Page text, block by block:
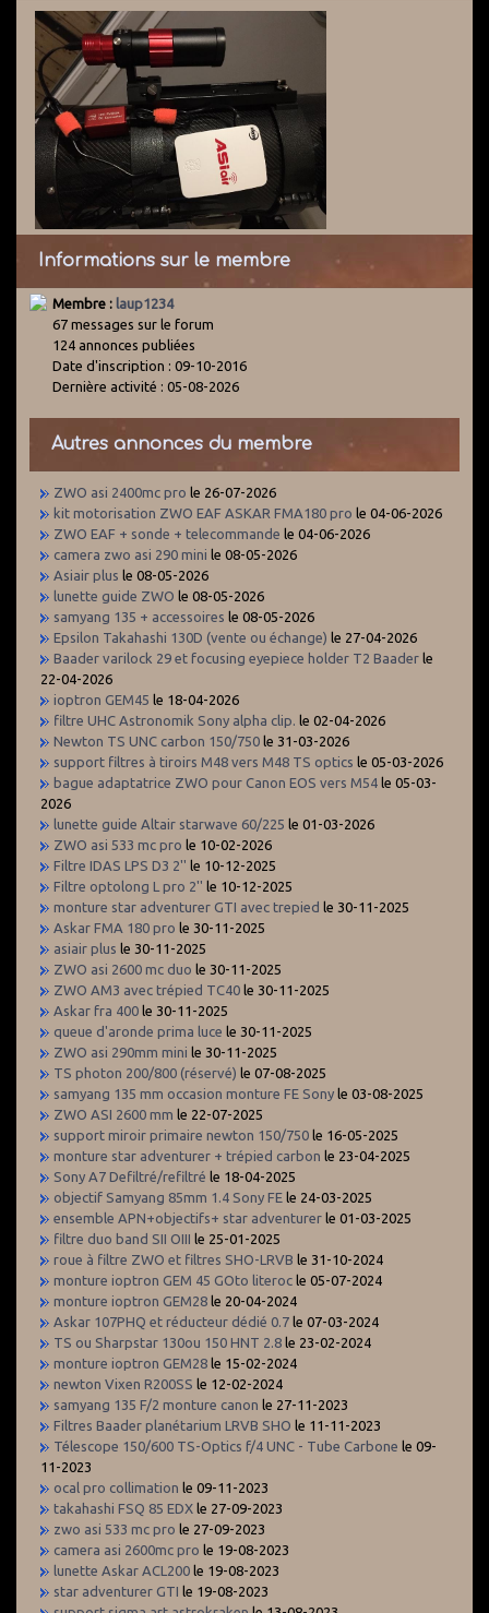
Informations sur le membre
Membre : laup1234
67 messages sur le forum
124 annonces publiées
Date d'inscription : 09-10-2016
Dernière activité : 05-08-2026
Autres annonces du membre
ZWO asi 2400mc pro le 26-07-2026
kit motorisation ZWO EAF ASKAR FMA180 pro le 04-06-2026
ZWO EAF + sonde + telecommande le 04-06-2026
camera zwo asi 290 mini le 08-05-2026
Asiair plus le 08-05-2026
lunette guide ZWO le 08-05-2026
samyang 135 + accessoires le 08-05-2026
Epsilon Takahashi 130D (vente ou échange) le 27-04-2026
Baader varilock 29 et focusing eyepiece holder T2 Baader le
22-04-2026
ioptron GEM45 le 18-04-2026
filtre UHC Astronomik Sony alpha clip. le 02-04-2026
Newton TS UNC carbon 150/750 le 31-03-2026
support filtres à tiroirs M48 vers M48 TS optics le 05-03-2026
bague adaptatrice ZWO pour Canon EOS vers M54 le 05-03-
2026
lunette guide Altair starwave 60/225 le 01-03-2026
ZWO asi 533 mc pro le 10-02-2026
Filtre IDAS LPS D3 2'' le 10-12-2025
Filtre optolong L pro 2'' le 10-12-2025
monture star adventurer GTI avec trepied le 30-11-2025
Askar FMA 180 pro le 30-11-2025
asiair plus le 30-11-2025
ZWO asi 2600 mc duo le 30-11-2025
ZWO AM3 avec trépied TC40 le 30-11-2025
Askar fra 400 le 30-11-2025
queue d'aronde prima luce le 30-11-2025
ZWO asi 290mm mini le 30-11-2025
TS photon 200/800 (réservé) le 07-08-2025
samyang 135 mm occasion monture FE Sony le 03-08-2025
ZWO ASI 2600 mm le 22-07-2025
support miroir primaire newton 150/750 le 16-05-2025
monture star adventurer + trépied carbon le 23-04-2025
Sony A7 Defiltré/refiltré le 18-04-2025
objectif Samyang 85mm 1.4 Sony FE le 24-03-2025
ensemble APN+objectifs+ star adventurer le 01-03-2025
filtre duo band SII OIII le 25-01-2025
roue à filtre ZWO et filtres SHO-LRVB le 31-10-2024
monture ioptron GEM 45 GOto literoc le 05-07-2024
monture ioptron GEM28 le 20-04-2024
Askar 107PHQ et réducteur dédié 0.7 le 07-03-2024
TS ou Sharpstar 130ou 150 HNT 2.8 le 23-02-2024
monture ioptron GEM28 le 15-02-2024
newton Vixen R200SS le 12-02-2024
samyang 135 F/2 monture canon le 27-11-2023
Filtres Baader planétarium LRVB SHO le 11-11-2023
Télescope 150/600 TS-Optics f/4 UNC - Tube Carbone le 09-
11-2023
ocal pro collimation le 09-11-2023
takahashi FSQ 85 EDX le 27-09-2023
zwo asi 533 mc pro le 27-09-2023
camera asi 2600mc pro le 19-08-2023
lunette Askar ACL200 le 19-08-2023
star adventurer GTI le 19-08-2023